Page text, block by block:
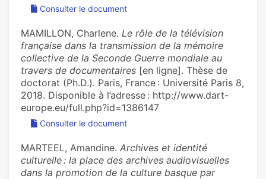
Consulter le document
MAMILLON, Charlene. Le rôle de la télévision
française dans la transmission de la mémoire
collective de la Seconde Guerre mondiale au
travers de documentaires [en ligne]. Thèse de
doctorat (Ph.D.). Paris, France : Université Paris 8,
2018. Disponible à l’adresse : http://www.dart-
europe.eu/full.php?id=1386147
Consulter le document
MARTEEL, Amandine. Archives et identité
culturelle : la place des archives audiovisuelles
dans la promotion de la culture basque par